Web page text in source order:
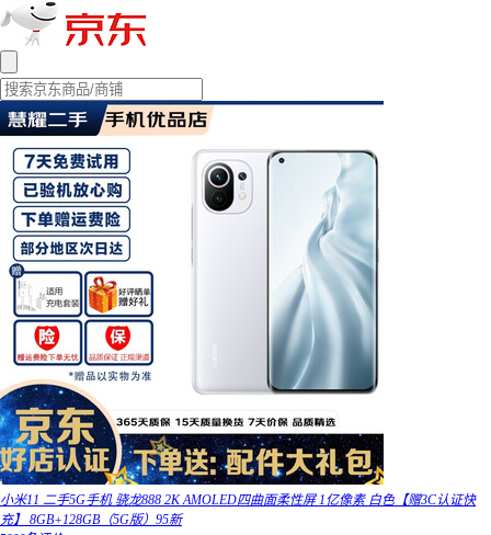
小米11 二手5G手机 骁龙888 2K AMOLED四曲面柔性屏 1亿像素 白色【赠3C认证快
充】 8GB+128GB（5G版）95新